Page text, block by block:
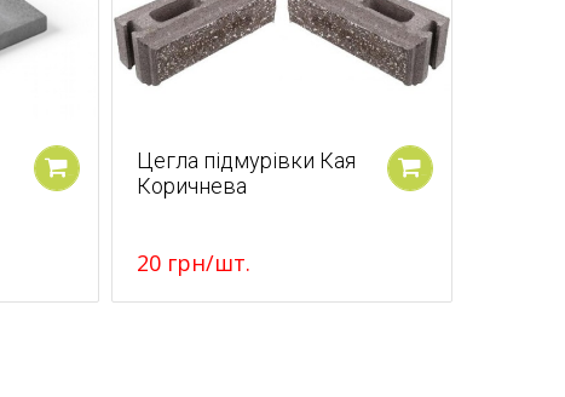
Цегла підмурівки Кая
Коричнева
20грн/шт.